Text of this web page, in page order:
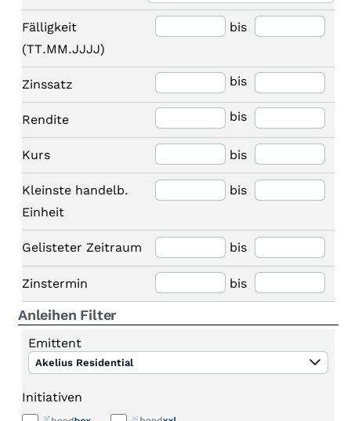
Fälligkeit
(TT.MM.JJJJ)
bis
Zinssatz bis
Rendite bis
Kurs bis
Kleinste handelb.
Einheit
bis
Gelisteter Zeitraum bis
Zinstermin bis
Anleihen Filter
Emittent
Akelius Residential
Initiativen